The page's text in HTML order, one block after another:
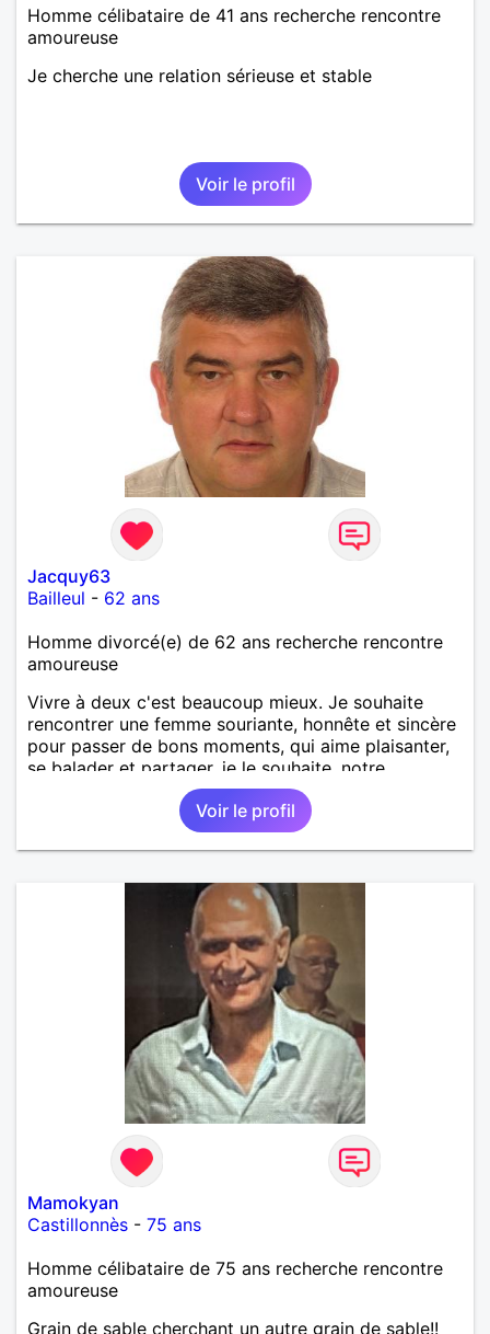
Homme célibataire de 41 ans recherche rencontre
amoureuse
Je cherche une relation sérieuse et stable
Voir le profil
Jacquy63
Bailleul - 62 ans
Homme divorcé(e) de 62 ans recherche rencontre
amoureuse
Vivre à deux c'est beaucoup mieux. Je souhaite
rencontrer une femme souriante, honnête et sincère
pour passer de bons moments, qui aime plaisanter,
se balader et partager, je le souhaite, notre
complicité. J'aime beaucoup les chantiers de
randonnée pour se défouler, se relaxer, se détendre
et finalement prendre du bon temps. C'est difficile
de tout dire en quelques lignes. En revanche, vous
d'informations. A bientôt
Voir le profil
Mamokyan
Castillonnès - 75 ans
Homme célibataire de 75 ans recherche rencontre
amoureuse
Grain de sable cherchant un autre grain de sable!!